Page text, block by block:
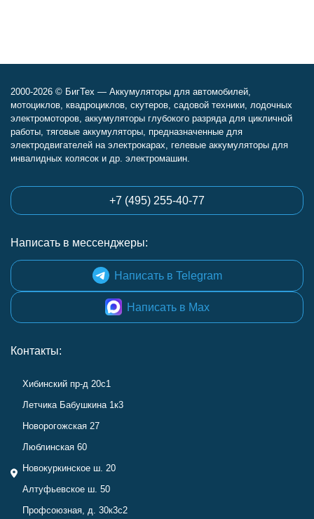
2000-2026 © БигТех — Аккумуляторы для автомобилей,
мотоциклов, квадроциклов, скутеров, садовой техники, лодочных
электромоторов, аккумуляторы глубокого разряда для цикличной
работы, тяговые аккумуляторы, предназначенные для
электродвигателей на электрокарах, гелевые аккумуляторы для
инвалидных колясок и др. электромашин.
+7 (495) 255-40-77
Написать в мессенджеры:
Написать в Telegram
Написать в Max
Контакты:
Хибинский пр-д 20с1
Летчика Бабушкина 1к3
Новорогожская 27
Люблинская 60
Новокуркинское ш. 20
Алтуфьевское ш. 50
Профсоюзная, д. 30к3с2